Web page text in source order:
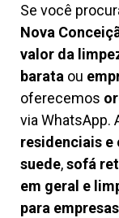
Se você
Nova
valor da
barata ou
oferecemos
via WhatsApp.
residenciais
suede,sofá
em geral e
para